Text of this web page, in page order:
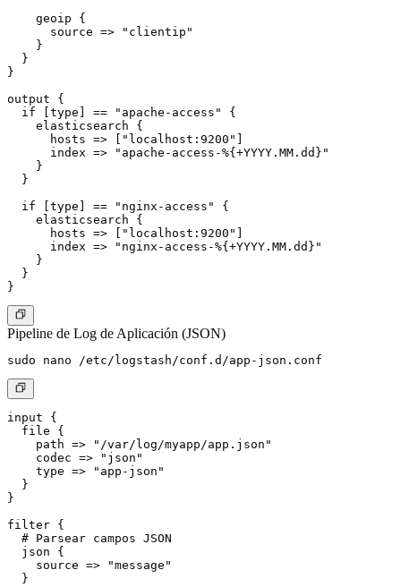
    geoip {
      source => "clientip"
    }
  }
}
output {
  if [type] == "apache-access" {
    elasticsearch {
      hosts => ["localhost:9200"]
      index => "apache-access-%{+YYYY.MM.dd}"
    }
  }
  if [type] == "nginx-access" {
    elasticsearch {
      hosts => ["localhost:9200"]
      index => "nginx-access-%{+YYYY.MM.dd}"
    }
  }
Pipeline de Log de Aplicación (JSON)
input {
  file {
    path => "/var/log/myapp/app.json"
    codec => "json"
    type => "app-json"
  }
}
filter {
  # Parsear campos JSON
  json {
    source => "message"
  }